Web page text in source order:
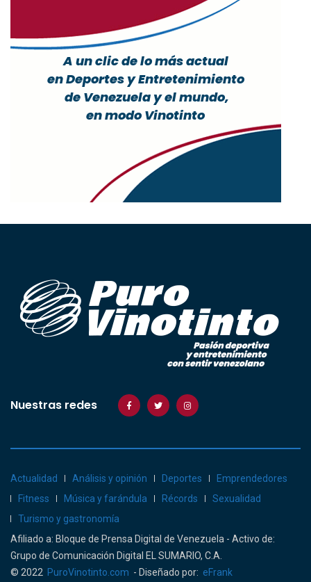
Nuestras redes
Actualidad Análisis y opinión Deportes
Emprendedores
Fitness
Música y farándula Récords
Sexualidad
Turismo y gastronomía
Afiliado a: Bloque de Prensa Digital de Venezuela - Activo de:
Grupo de Comunicación Digital EL SUMARIO, C.A.
© 2022 PuroVinotinto.com - Diseñado por: eFrank